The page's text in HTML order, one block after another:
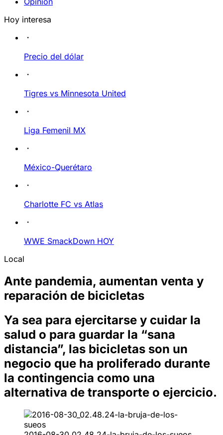
Hoy interesa
Precio del dólar
Tigres vs Minnesota United
Liga Femenil MX
México-Querétaro
Charlotte FC vs Atlas
WWE SmackDown HOY
Local
Ante pandemia, aumentan venta y
reparación de bicicletas
Ya sea para ejercitarse y cuidar la
salud o para guardar la “sana
distancia”, las bicicletas son un
negocio que ha proliferado durante
la contingencia como una
alternativa de transporte o ejercicio.